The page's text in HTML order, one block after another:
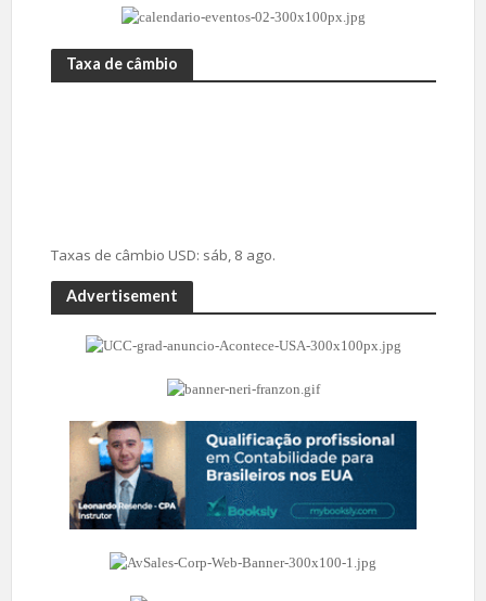
Taxa de câmbio
Taxas de câmbio USD: sáb, 8 ago.
Advertisement